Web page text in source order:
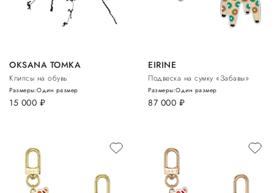
OKSANA TOMKA
Клипсы на обувь
15 000 руб.
Размеры:Один размер
EIRINE
Подвеска на сумку «Забавы»
87 000 руб.
Размеры:Один размер